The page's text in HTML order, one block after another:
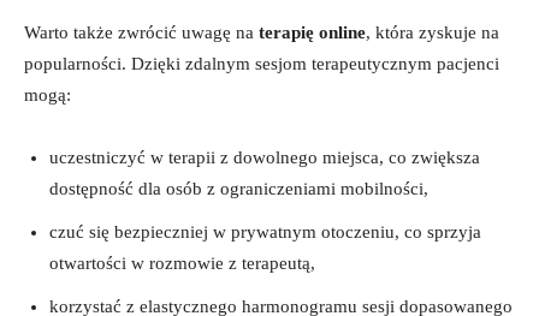
Warto także⁤ zwrócić‌ uwagę ⁢na​ terapię ⁣online, która zyskuje‍ na
popularności.⁢ Dzięki​ zdalnym sesjom terapeutycznym pacjenci
mogą:
uczestniczyć ‌w terapii z ⁤dowolnego miejsca, co⁢ zwiększa
‌dostępność⁤ dla osób ‌z ograniczeniami‌ mobilności,
czuć się⁣ bezpieczniej w prywatnym otoczeniu,⁣ co ‍sprzyja
otwartości w rozmowie z terapeutą,
korzystać z elastycznego harmonogramu‌ sesji dopasowanego